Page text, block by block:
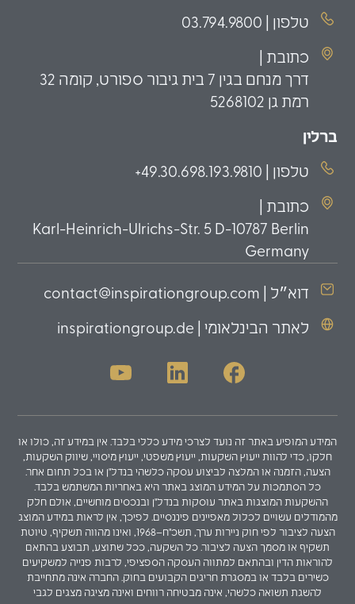
טלפון | 03.794.9800
כתובת |
דרך מנחם בגין 7 בית גיבור ספורט, קומה 32
רמת גן 5268102
ברלין
טלפון | 49.30.698.193.9810+
כתובת |
Karl-Heinrich-Ulrichs-Str. 5 D-10787 Berlin
Germany
דוא״ל | contact@inspirationgroup.com
לאתר הבינלאומי | inspirationgroup.de
המידע המופיע באתר זה נועד לצרכי מידע כללי בלבד. אין במידע זה, כולו או
חלקו, כדי להוות ייעוץ השקעות, ייעוץ משפטי, ייעוץ מיסויי, שיווק השקעות,
הצעה, הזמנה או המלצה לביצוע עסקה כלשהי בנדל"ן או בכל תחום אחר.
כל הסתמכות על המידע המוצג באתר היא באחריות המשתמש בלבד.
ההשקעות המוצגות באתר עוסקות בנדל"ן ובנכסים מוחשיים, אולם חלק
מהמודלים עשויים לכלול מאפיינים פיננסיים. לפיכך, אין לראות במידע המוצג
הצעה לציבור לפי חוק ניירות ערך, תשכ"ח–1968, ואינו מהווה תשקיף, טיוטת
תשקיף או מסמך הצעה לציבור. כל השקעה, ככל שתוצע, תבוצע בהתאם
להוראות הדין ובהתאם למתווה העסקה הספציפי, לרבות פנייה למשקיעים
כשירים בלבד או במסגרת חריגים הקבועים בחוק. החברה אינה מתחייבת
להשגת תשואה כלשהי, אינה מבטיחה רווחים ואינה מציגה מצגים לגבי